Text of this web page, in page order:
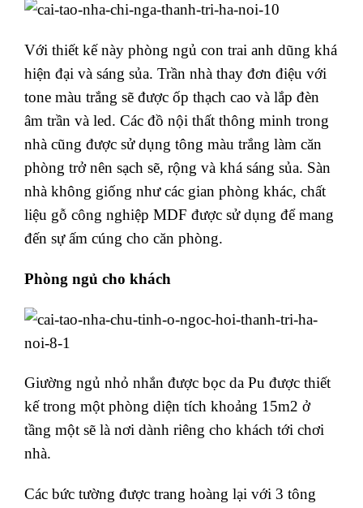
Với thiết kế này phòng ngủ con trai anh dũng khá
hiện đại và sáng sủa. Trần nhà thay đơn điệu với
tone màu trắng sẽ được ốp thạch cao và lắp đèn
âm trần và led. Các đồ nội thất thông minh trong
nhà cũng được sử dụng tông màu trắng làm căn
phòng trở nên sạch sẽ, rộng và khá sáng sủa. Sàn
nhà không giống như các gian phòng khác, chất
liệu gỗ công nghiệp MDF được sử dụng để mang
đến sự ấm cúng cho căn phòng.
Phòng ngủ cho khách
Giường ngủ nhỏ nhắn được bọc da Pu được thiết
kế trong một phòng diện tích khoảng 15m2 ở
tầng một sẽ là nơi dành riêng cho khách tới chơi
nhà.
Các bức tường được trang hoàng lại với 3 tông